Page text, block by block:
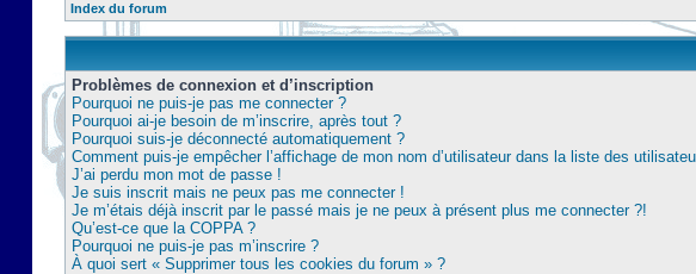
Index du forum
Problèmes de connexion et d’inscription
Pourquoi ne puis-je pas me connecter ?
Pourquoi ai-je besoin de m’inscrire, après tout ?
Pourquoi suis-je déconnecté automatiquement ?
Comment puis-je empêcher l’affichage de mon nom d’utilisateur dans la liste des
J’ai perdu mon mot de passe !
Je suis inscrit mais ne peux pas me connecter !
Je m’étais déjà inscrit par le passé mais je ne peux à présent plus me connecter ?!
Qu’est-ce que la COPPA ?
Pourquoi ne puis-je pas m’inscrire ?
À quoi sert « Supprimer tous les cookies du forum » ?